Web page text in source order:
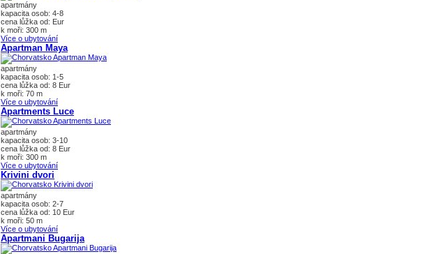
apartmány
kapacita osob: 4-8
cena lůžka od: Eur
k moři: 300 m
Více o ubytování
Apartman Maya
apartmány
kapacita osob: 1-5
cena lůžka od: 8 Eur
k moři: 70 m
Více o ubytování
Apartments Luce
apartmány
kapacita osob: 3-10
cena lůžka od: 8 Eur
k moři: 300 m
Více o ubytování
Krivini dvori
apartmány
kapacita osob: 2-7
cena lůžka od: 10 Eur
k moři: 50 m
Více o ubytování
Apartmani Bugarija